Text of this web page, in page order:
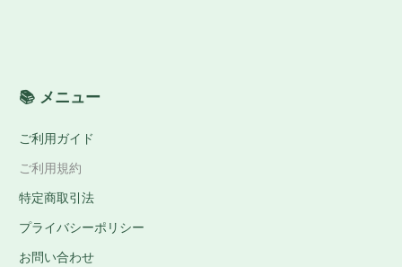
📚 メニュー
ご利用ガイド
ご利用規約
特定商取引法
プライバシーポリシー
お問い合わせ